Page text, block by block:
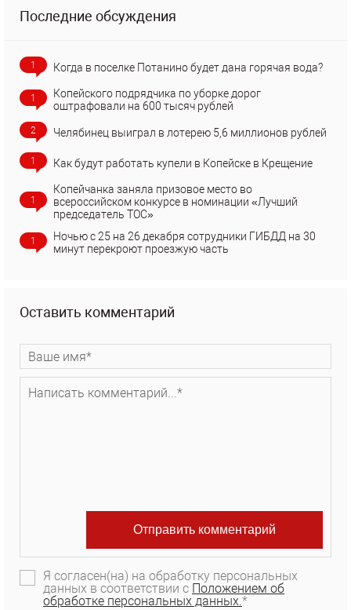
Последние обсуждения
1 Когда в поселке Потанино будет дана горячая вода?
1
Копейского подрядчика по уборке дорог
оштрафовали на 600 тысяч рублей
2 Челябинец выиграл в лотерею 5,6 миллионов рублей
1 Как будут работать купели в Копейске в Крещение
1
Копейчанка заняла призовое место во
всероссийском конкурсе в номинации «Лучший
председатель ТОС»
1
Ночью с 25 на 26 декабря сотрудники ГИБДД на 30
минут перекроют проезжую часть
Оставить комментарий
Я согласен(на) на обработку персональных
данных в соответствии с Положением об
обработке персональных данных.*